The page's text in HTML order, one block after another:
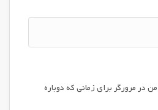
در مرورگر برای زمانی که دوباره